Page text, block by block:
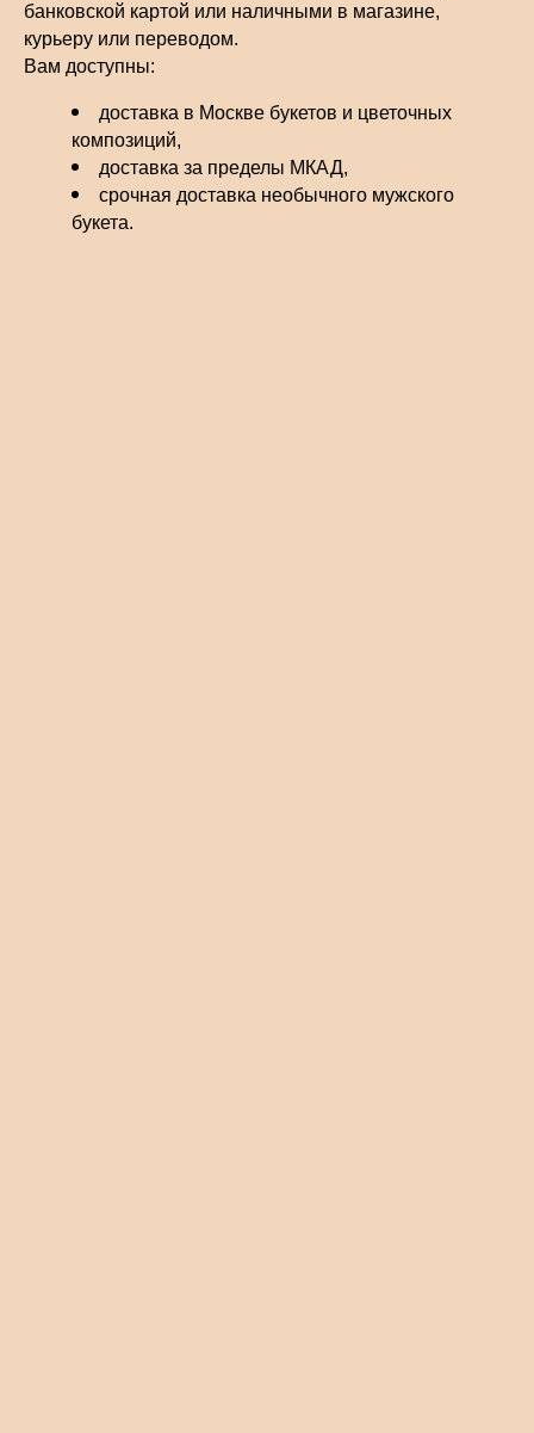
банковской картой или наличными в магазине,
курьеру или переводом.
Вам доступны:
доставка в Москве букетов и цветочных
композиций,
доставка за пределы МКАД,
срочная доставка необычного мужского
букета.